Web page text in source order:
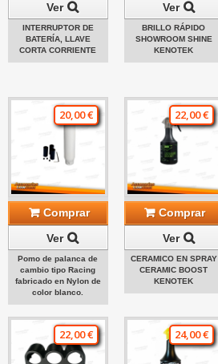
Ver
INTERRUPTOR DE
BATERÍA, LLAVE
CORTA CORRIENTE
Ver
BRILLO RÁPIDO
SHOWROOM SHINE
KENOTEK
20,00 €
Comprar
Ver
Pomo de palanca de
cambio tipo Racing
fabricado en Nylon de
color blanco.
22,00 €
Comprar
Ver
CERAMICO EN SPRAY
CERAMIC BOOST
KENOTEK
22,00 € 24,00 €